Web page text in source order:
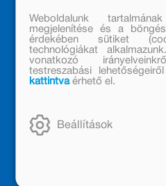
Kiadónk generációkat
olvasás örömével, olvasni
szerető felnőttek lettek, akik
Weboldalunk
megjelenítése és a
érdekében sütiket
technológiákat
vonatkozó
testreszabási
kattintvaérhető el.
Beállítások